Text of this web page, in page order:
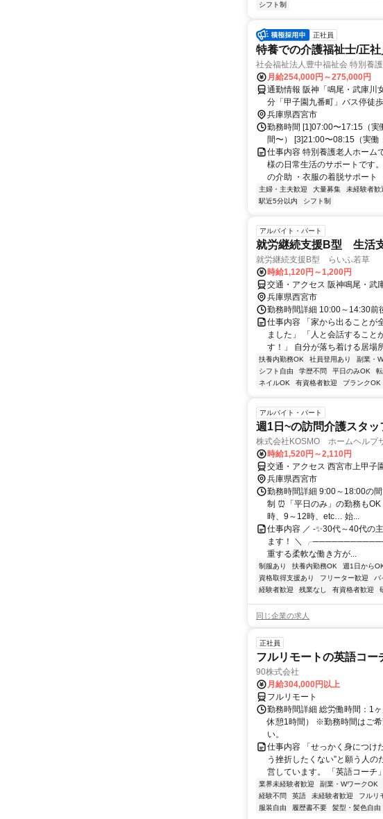
シフト制
正社員
特養での介護福祉士/正社
社会福祉法人豊中福祉会 特別養
月給254,000円～275,000円
通勤情報 阪神「鳴尾・武庫川
分「甲子園九番町」バス停徒
兵庫県西宮市
勤務時間 [1]07:00〜17:15（
間〜） [3]21:00〜08:15（実
仕事内容 特別養護老人ホーム
様の日常生活のサポートです
の介助 ・衣服の着脱サポート
主婦・主夫歓迎 大量募集 未経験者歓
駅近5分以内
シフト制
アルバイト・パート
就労継続支援B型 生活
就労継続支援B型 らいふ若草
時給1,120円～1,200円
交通・アクセス 阪神鳴尾・武
兵庫県西宮市
勤務時間詳細 10:00～14:30前
仕事内容 「家から出ることが
ました」 「人と会話すること
す！」 自分が落ち着ける居場
扶養内勤務OK 社員登用あり 副業・
シフト自由
学歴不問 平日のみOK
ネイルOK
有資格者歓迎 ブランクOK
アルバイト・パート
週1日~の訪問介護スタッ
株式会社KOSMO ホームヘルプ
時給1,520円～2,110円
交通・アクセス 西宮市上甲子
兵庫県西宮市
勤務時間詳細 9:00～18:00の
制 ⏰「平日のみ」の勤務も
時、9～12時、etc… 始...
仕事内容 ／ -✨30代～40代の
ます！ ＼ ╭────────────
重する柔軟な働き方が...
制服あり 扶養内勤務OK 週1日から
資格取得支援あり
フリーター歓迎 バ
経験者歓迎
残業なし 有資格者歓迎
同じ企業の求人
正社員
フルリモートの英語コー
90株式会社
月給304,000円以上
フルリモート
勤務時間詳細 総労働時間：1
休憩1時間） ※勤務時間はご
い。
仕事内容 「せっかく身につけ
う挫折したくない”と願う人
営しています。 「英語コーチ
業界未経験者歓迎 副業・WワークOK
経験不問
英語 未経験者歓迎 フルリ
服装自由
履歴書不要 髪型・髪色自由